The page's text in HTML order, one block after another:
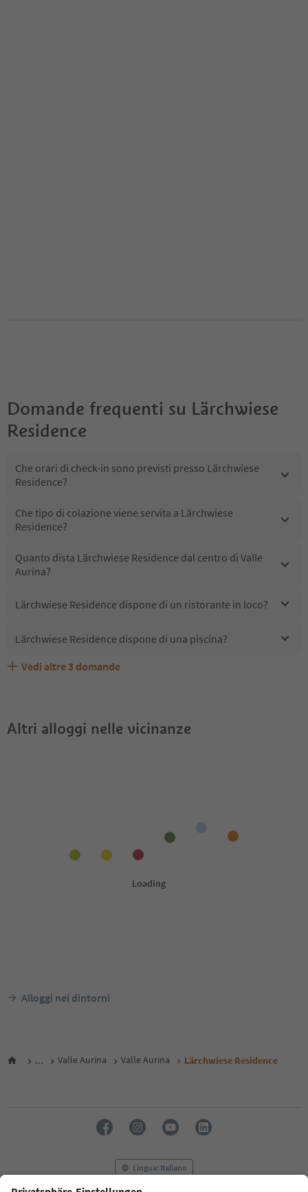
Domande frequenti su Lärchwiese
Residence
Che orari di check-in sono previsti presso Lärchwiese
Residence?
Che tipo di colazione viene servita a Lärchwiese
Residence?
Quanto dista Lärchwiese Residence dal centro di Valle
Aurina?
Lärchwiese Residence dispone di un ristorante in loco?
Lärchwiese Residence dispone di una piscina?
Lärchwiese Residence accetta animali domestici?
Quali servizi/attività sono disponibili presso Lärchwiese
Gli ospiti di Lärchwiese Residence ricevono l'Alto Adige
Vedi altre 3 domande
Altri alloggi nelle vicinanze
Alloggi nei dintorni
... Valle Aurina Valle Aurina Lärchwiese Residence
Lingua: Italiano